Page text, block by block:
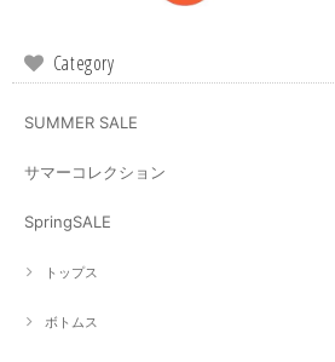
Category
SUMMER SALE
サマーコレクション
SpringSALE
トップス
ボトムス